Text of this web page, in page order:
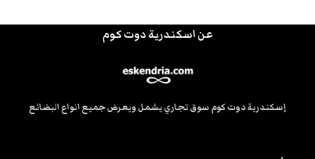
عن اسكندرية دوت كوم
إسكندرية دوت كوم سوق تجاري يشمل ويعرض جميع انواع البضائع